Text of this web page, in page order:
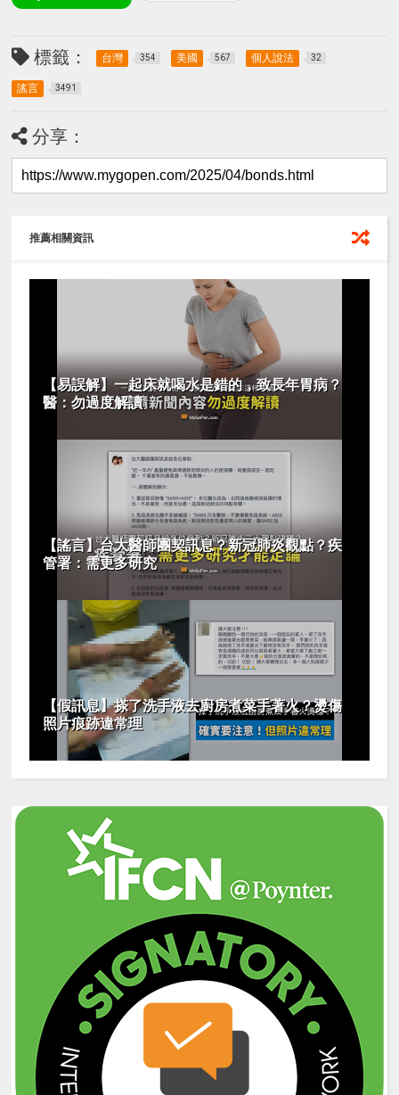
標籤： 台灣 354 美國 567 個人說法 32
謠言 3491
分享：
推薦相關資訊
【易誤解】一起床就喝水是錯的，致長年胃病？
醫：勿過度解讀
【謠言】台大醫師團契訊息？新冠肺炎觀點？疾
管署：需更多研究
【假訊息】搽了洗手液去廚房煮菜手著火？燙傷
照片痕跡違常理